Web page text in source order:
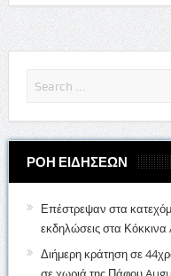
ΡΟΗ ΕΙΔΗΣΕΩΝ
Επέστρεψαν στα
εκδηλώσεις στα Κόκκινα
Διήμερη κράτηση σε